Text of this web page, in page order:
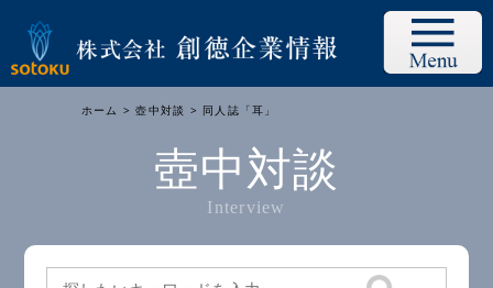
ホーム >壺中対談 > 同人誌「耳」
壺中対談
Interview